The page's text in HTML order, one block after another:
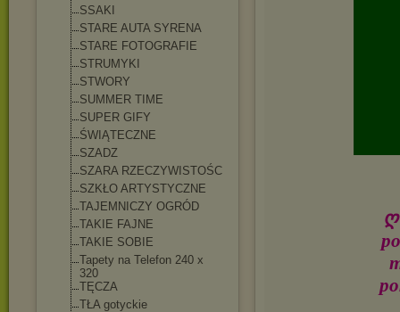
SSAKI
STARE AUTA SYRENA
STARE FOTOGRAFIE
STRUMYKI
STWORY
SUMMER TIME
SUPER GIFY
ŚWIĄTECZNE
SZADZ
SZARA RZECZYWISTOŚC
SZKŁO ARTYSTYCZNE
TAJEMNICZY OGRÓD
TAKIE FAJNE
TAKIE SOBIE
Tapety na Telefon 240 x
320
TĘCZA
TŁA gotyckie